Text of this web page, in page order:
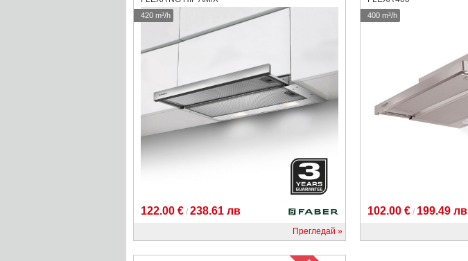
122.00 € / 238.61 лв
Прегледай
420 m³/h
102.00 €/ 199.49 лв
400 m³/h